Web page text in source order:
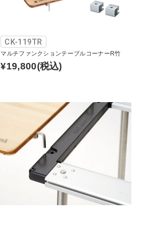
CK-119TR
マルチファンクションテーブルコーナーR竹
¥19,800(税込)